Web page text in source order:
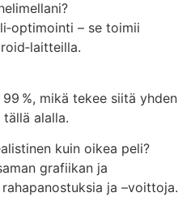
– se toimii
%, mikä tekee siitä yhden
alalla.
kuin oikea peli?
grafiikan ja
ja –voittoja.